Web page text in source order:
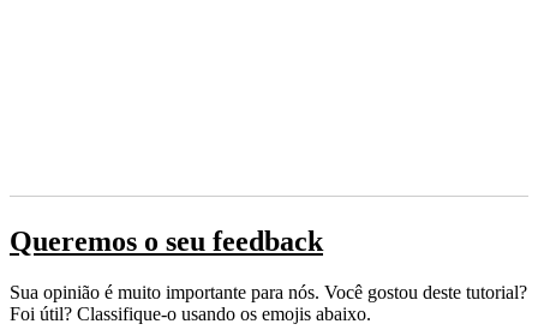
Queremos o seu feedback
Sua opinião é muito importante para nós. Você gostou deste tutorial?
Foi útil? Classifique-o usando os emojis abaixo.